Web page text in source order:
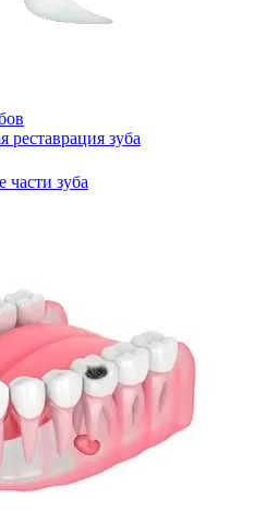
реставрация зуба
зуба